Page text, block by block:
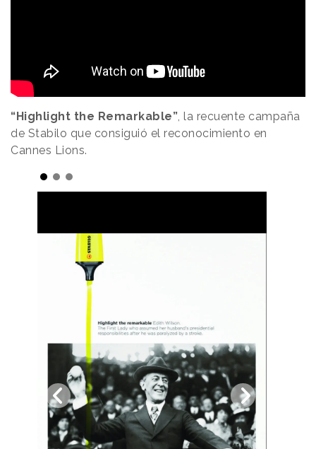
“Highlight the Remarkable”, la recuente campaña
de Stabilo que consiguió el reconocimiento en
Cannes Lions.